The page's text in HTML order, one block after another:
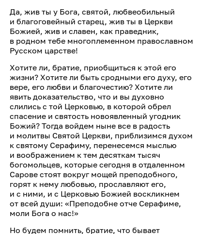
Да, жив ты у Бога, святой, любвеобильный
и благоговейный старец, жив ты в Церкви
Божией, жив и славен, как праведник,
в родном тебе многоплеменном православном
Русском царстве!
Хотите ли, братие, приобщиться к этой его
жизни? Хотите ли быть сродными его духу, его
вере, его любви и благочестию? Хотите ли
явить доказательство, что и вы духовно
слились с той Церковью, в которой обрел
спасение и святость новоявленный угодник
Божий? Тогда войдем ныне все в радость
и молитвы Святой Церкви, приблизимся духом
к святому Серафиму, перенесемся мыслью
и воображением к тем десяткам тысяч
богомольцев, которые сегодня в отдаленном
Сарове стоят вокруг мощей преподобного,
горят к нему любовью, прославляют его,
и с ними, и с Церковью Божией воскликнем
от всей души: «Преподобне отче Серафиме,
моли Бога о нас!»
Но будем помнить, братие, что бывает